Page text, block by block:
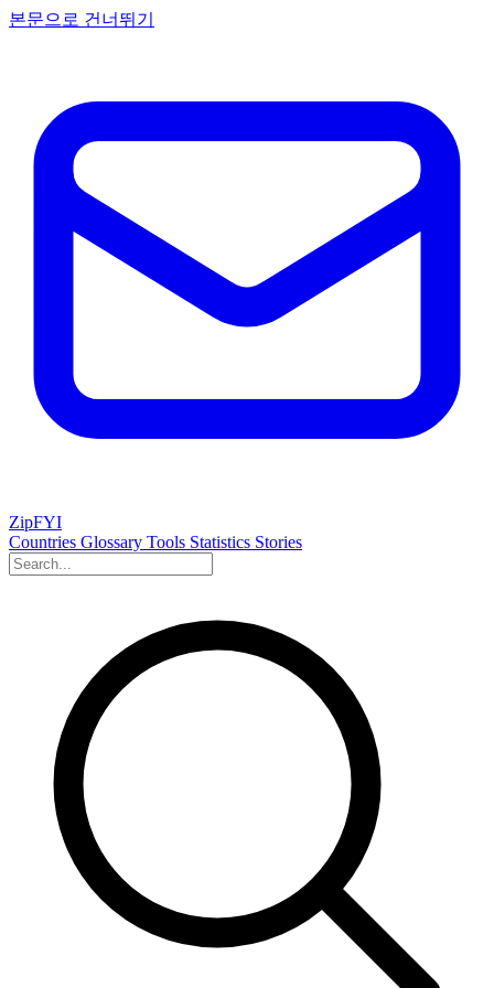
본문으로 건너뛰기
ZipFYI
Countries Glossary Tools Statistics Stories